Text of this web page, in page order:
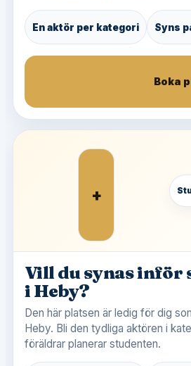
En aktör per kategori Syns
Boka
+
Vill du synas inför
i Heby?
Den här platsen är ledig för dig
Heby. Bli den tydliga aktören i
föräldrar planerar studenten.